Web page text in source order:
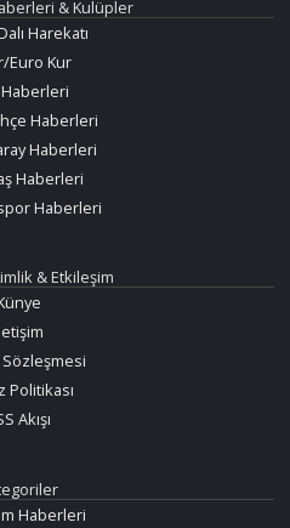
& Kulüpler
Harekatı
Euro Kur
Haberleri
Haberleri
Haberleri
Haberleri
Haberleri
& Etkileşim
Politikası
Akışı
Haberleri